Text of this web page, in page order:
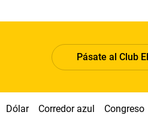
Pásate al Club
Dólar Corredor azul Congreso